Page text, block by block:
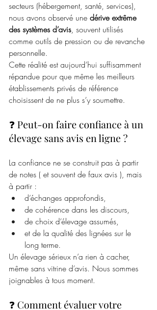
secteurs (hébergement, santé, services),
nous avons observé une dérive extrême
des systèmes d’avis, souvent utilisés
comme outils de pression ou de revanche
personnelle.
Cette réalité est aujourd’hui suffisamment
répandue pour que même les meilleurs
établissements privés de référence
choisissent de ne plus s’y soumettre.
❓ Peut-on faire confiance à un
élevage sans avis en ligne ?
La confiance ne se construit pas à partir
de notes ( et souvent de faux avis ), mais
à partir :
d’échanges approfondis,
de cohérence dans les discours,
de choix d’élevage assumés,
et de la qualité des lignées sur le
long terme.
Un élevage sérieux n’a rien à cacher,
même sans vitrine d’avis. Nous sommes
joignables à tous moment.
❓ Comment évaluer votre